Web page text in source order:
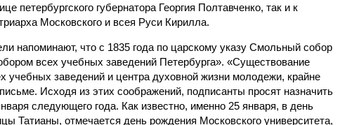
петербургского губернатора Георгия Полтавченко, так и к
Московского и всея Руси Кирилла.
напоминают, что с 1835 года по царскому указу Смольный собор
всех учебных заведений Петербурга». «Существование
учебных заведений и центра духовной жизни молодежи, крайне
Исходя из этих соображений, подписанты просят назначить
следующего года. Как известно, именно 25 января, в день
Татианы, отмечается день рождения Московского университета,